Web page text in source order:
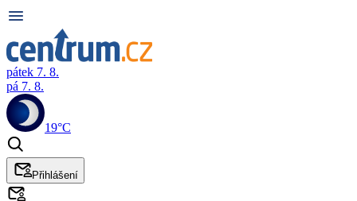
pátek 7. 8.
pá 7. 8.
19°C
Přihlášení